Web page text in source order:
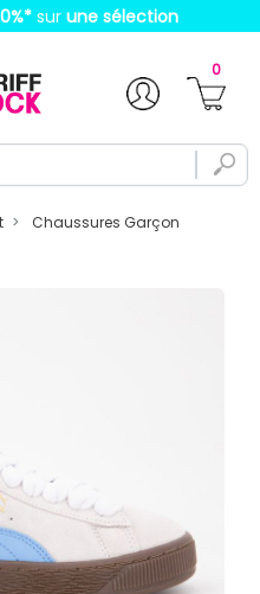
* sur une sélection
0
Chaussures Garçon